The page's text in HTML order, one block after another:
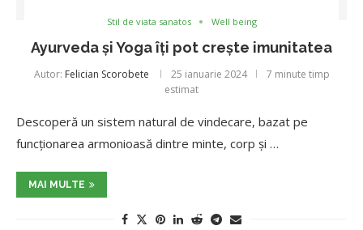
Stil de viata sanatos Well being
Ayurveda și Yoga îți pot crește imunitatea
Autor: Felician Scorobete 25 ianuarie 2024
7 minute timp
estimat
Descoperă un sistem natural de vindecare, bazat pe
funcționarea armonioasă dintre minte, corp și …
MAI MULTE